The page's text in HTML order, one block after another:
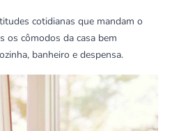
cotidianas que mandam o
os cômodos da casa bem
banheiro e despensa.